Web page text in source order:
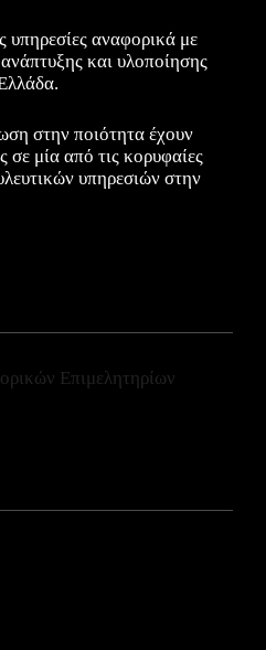
υπηρεσίες αναφορικά με
και υλοποίησης
στην ποιότητα έχουν
σε μία από τις κορυφαίες
υπηρεσιών στην